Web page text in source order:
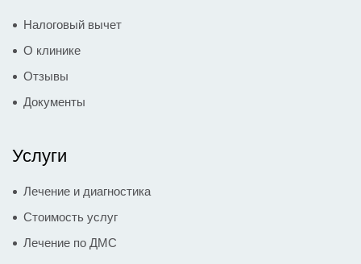
Налоговый вычет
О клинике
Отзывы
Документы
Услуги
Лечение и диагностика
Стоимость услуг
Лечение по ДМС